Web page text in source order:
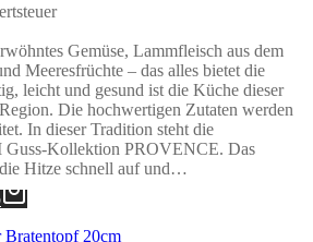
Gemüse, Lammfleisch aus dem
Meeresfrüchte – das alles bietet die
leicht und gesund ist die Küche dieser
Die hochwertigen Zutaten werden
In dieser Tradition steht die
Kollektion PROVENCE. Das
Hitze schnell auf und…